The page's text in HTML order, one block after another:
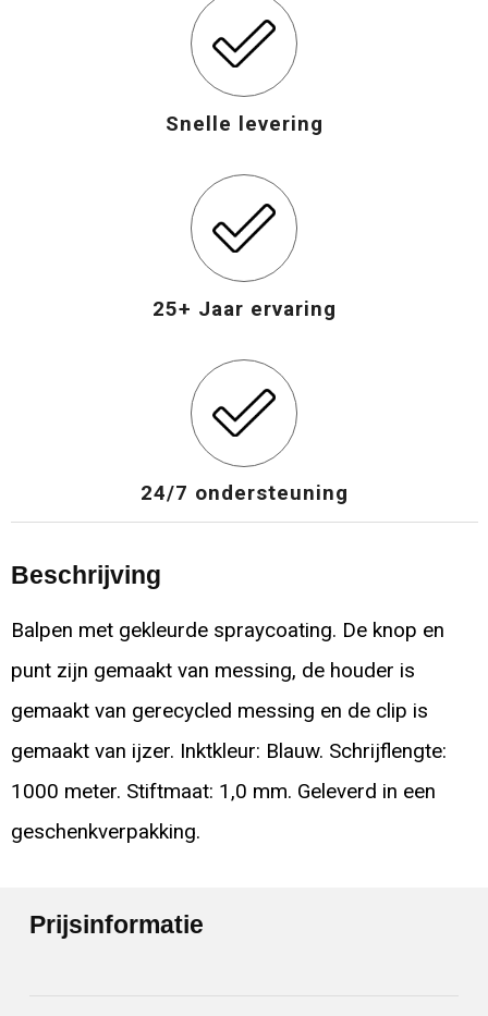
Snelle levering
25+ Jaar ervaring
24/7 ondersteuning
Beschrijving
Balpen met gekleurde spraycoating. De knop en
punt zijn gemaakt van messing, de houder is
gemaakt van gerecycled messing en de clip is
gemaakt van ijzer. Inktkleur: Blauw. Schrijflengte:
1000 meter. Stiftmaat: 1,0 mm. Geleverd in een
geschenkverpakking.
Prijsinformatie